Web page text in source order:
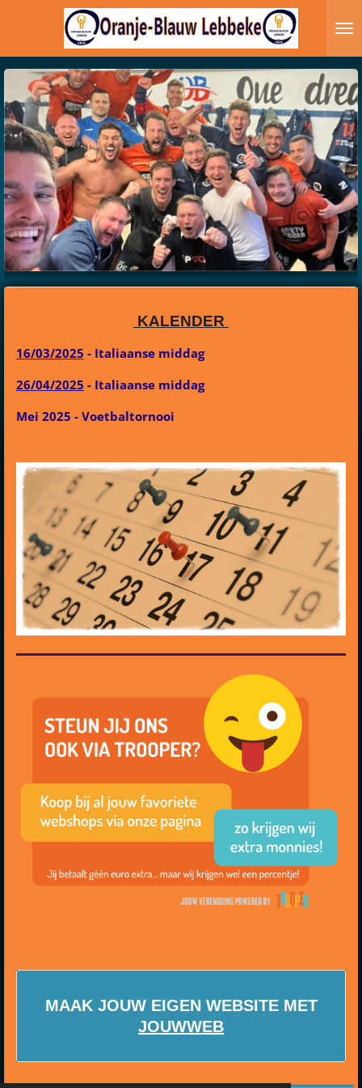
naar
hoofdinhoud
KALENDER
16/03/2025 - Italiaanse middag
26/04/2025 - Italiaanse middag
Mei 2025 - Voetbaltornooi
MAAK JOUW EIGEN WEBSITE MET
JOUWWEB